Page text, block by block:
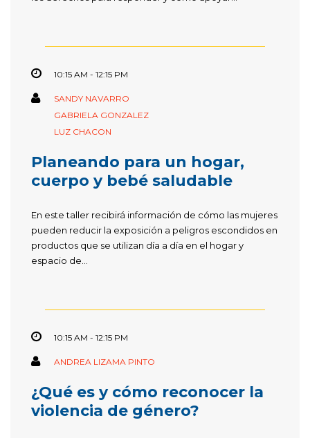
10:15 AM - 12:15 PM
SANDY NAVARRO
GABRIELA GONZALEZ
LUZ CHACON
Planeando para un hogar,
cuerpo y bebé saludable
En este taller recibirá información de cómo las mujeres
pueden reducir la exposición a peligros escondidos en
productos que se utilizan día a día en el hogar y
espacio de...
10:15 AM - 12:15 PM
ANDREA LIZAMA PINTO
¿Qué es y cómo reconocer la
violencia de género?